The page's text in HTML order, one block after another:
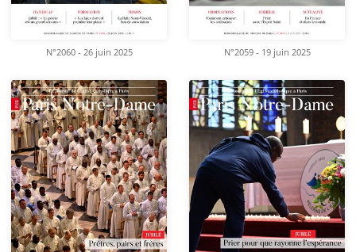
N°2060 - 26 juin 2025 N°2059 - 19 juin 2025